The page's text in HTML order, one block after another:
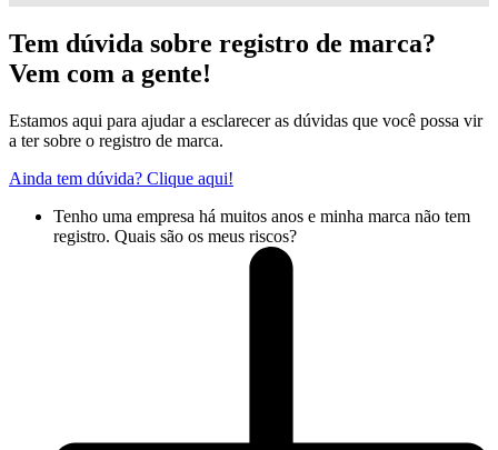
Tem dúvida sobre registro de marca?
Vem com a gente!
Estamos aqui para ajudar a esclarecer as dúvidas que você possa vir
a ter sobre o registro de marca.
Ainda tem dúvida? Clique aqui!
Tenho uma empresa há muitos anos e minha marca não tem
registro. Quais são os meus riscos?